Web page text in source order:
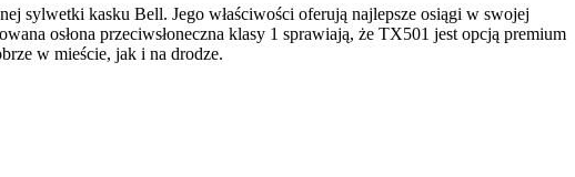
sylwetki kasku Bell. Jego właściwości oferują najlepsze osiągi w swojej
osłona przeciwsłoneczna klasy 1 sprawiają, że TX501 jest opcją premium
w mieście, jak i na drodze.